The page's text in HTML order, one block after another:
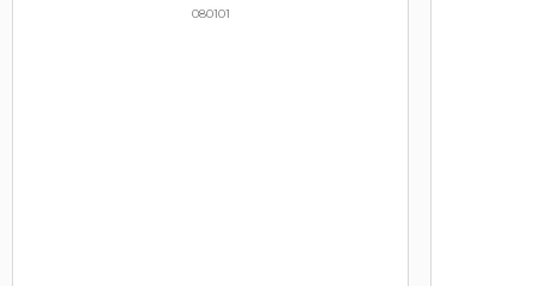
080101